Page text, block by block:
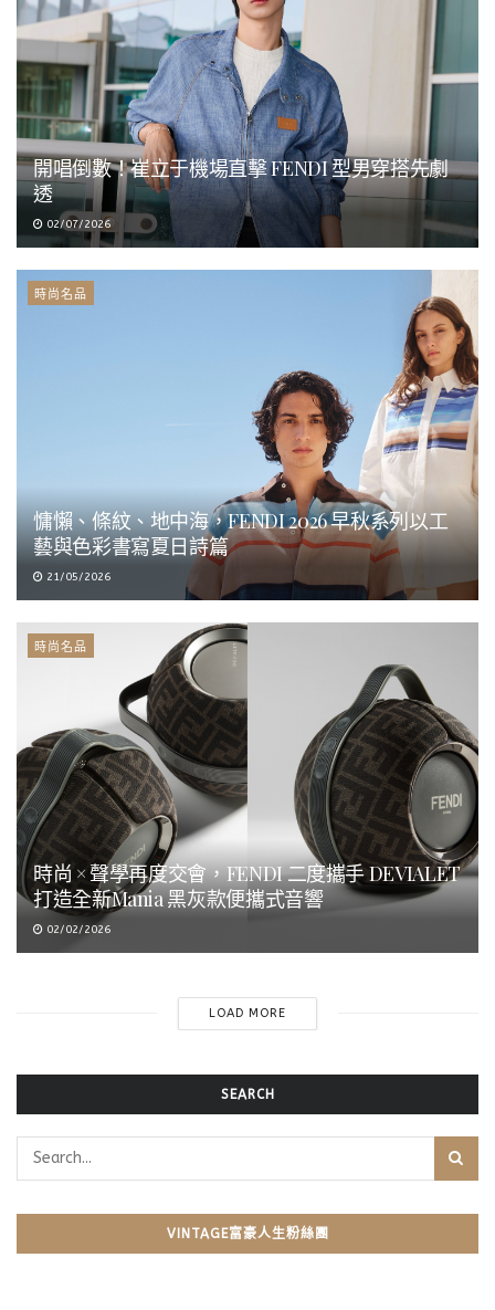
開唱倒數！崔立于機場直擊 FENDI 型男穿搭先劇
透
02/07/2026
時尚名品
慵懶、條紋、地中海，FENDI 2026 早秋系列以工
藝與色彩書寫夏日詩篇
21/05/2026
時尚名品
時尚 × 聲學再度交會，FENDI 二度攜手 DEVIALET
打造全新Mania 黑灰款便攜式音響
02/02/2026
LOAD MORE
SEARCH
VINTAGE富豪人生粉絲團